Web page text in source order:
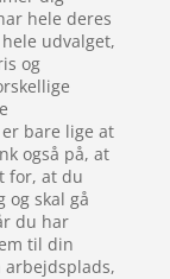
hele deres
udvalget,
og
bare lige at
også på, at
for, at du
og skal gå
du har
til din